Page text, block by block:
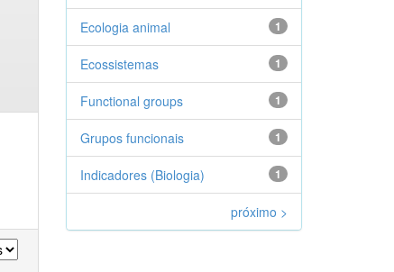
1
Ecologia animal
1
Ecossistemas
1
Functional groups
1
Grupos funcionais
1
Indicadores (Biologia)
próximo >